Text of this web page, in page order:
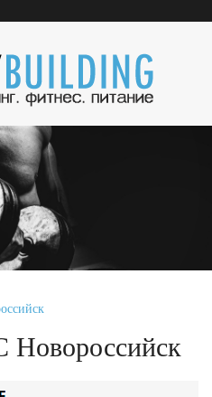
Новороссийск